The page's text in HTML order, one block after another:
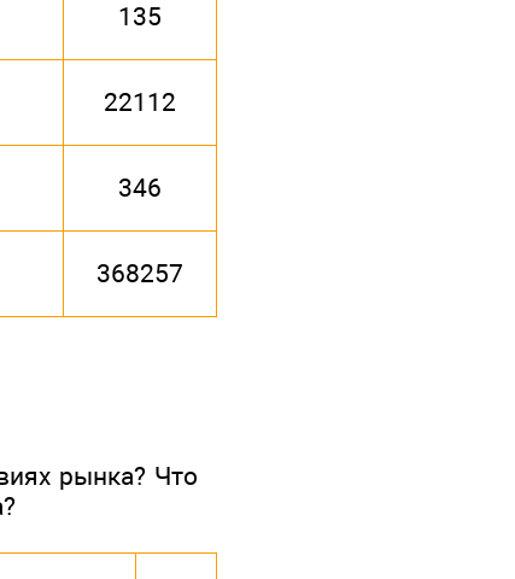
135
22112
346
368257
рынка? Что